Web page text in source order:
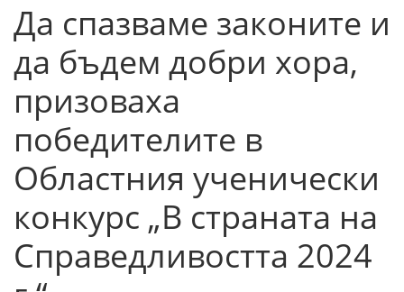
Да спазваме законите и
да бъдем добри хора,
призоваха
победителите в
Областния ученически
конкурс „В страната на
Справедливостта 2024